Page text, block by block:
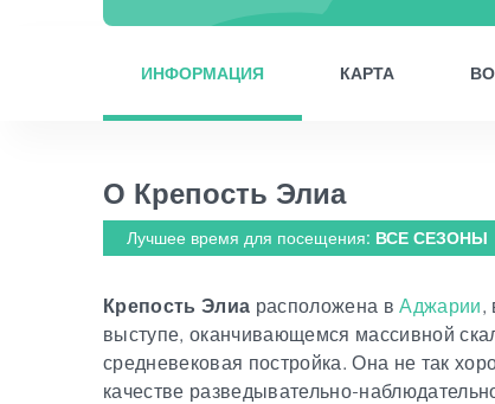
ИНФОРМАЦИЯ КАРТА
О Крепость Элиа
Лучшее время для посещения: ВСЕ СЕЗОНЫ
Крепость Элиа расположена вАджарии,
выступе, оканчивающемся массивной
средневековая постройка. Она не так
качестве разведывательно-